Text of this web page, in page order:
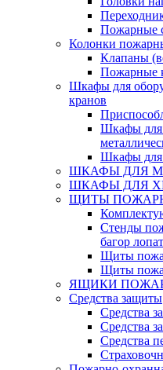
Пожарные
Колонки
Клапаны
Пожарные
Шкафы для
кранов
Шкафы для
Шкафы для
ШКАФЫ ДЛЯ
ШКАФЫ ДЛЯ
ЩИТЫ
Стенды
багор
Щиты
Щиты
ЯЩИКИ
Средства защиты
Средства
Средства
Средства